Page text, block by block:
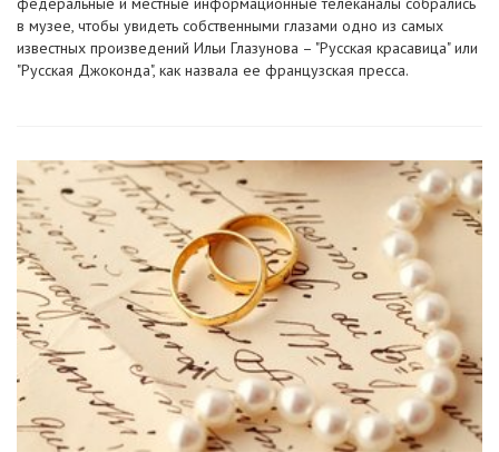
в музее, чтобы увидеть собственными глазами одно из самых
известных произведений Ильи Глазунова – "Русская красавица" или
"Русская Джоконда", как назвала ее французская пресса.